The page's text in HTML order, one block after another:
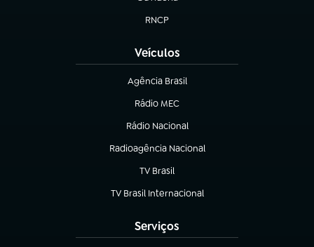
RNCP
(abre em nova aba)
Veículos
Agência Brasil
(abre em nova aba)
Rádio MEC
(abre em nova aba)
Rádio Nacional
Radioagência Nacional
(abre em nova aba)
TV Brasil
(abre em nova aba)
TV Brasil Internacional
(abre em nova aba)
Serviços